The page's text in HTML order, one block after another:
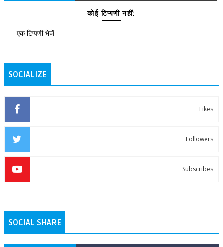
कोई टिप्पणी नहीं:
एक टिप्पणी भेजें
SOCIALIZE
Likes
Followers
Subscribes
SOCIAL SHARE